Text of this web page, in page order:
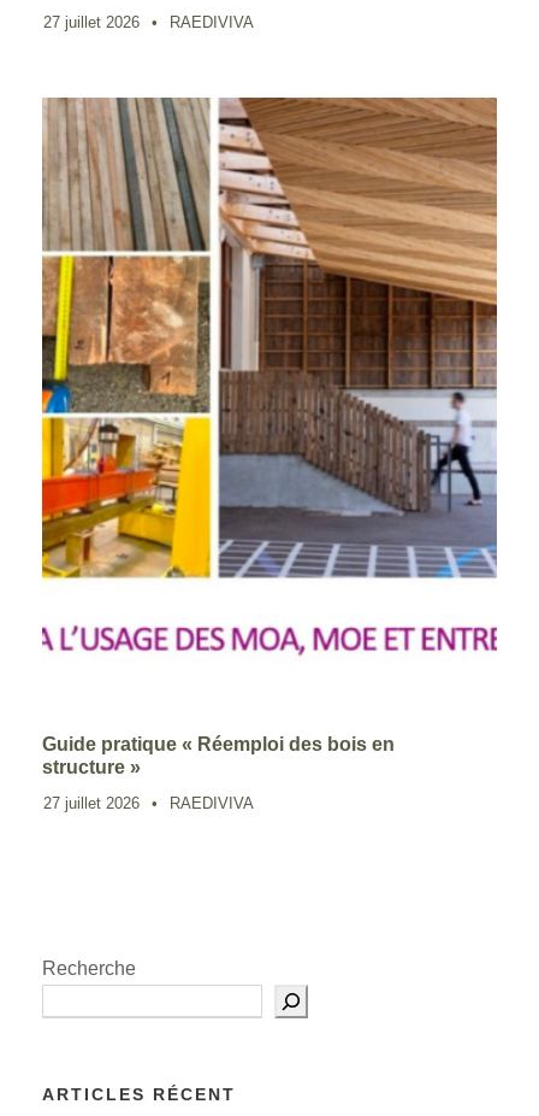
27 juillet 2026 • RAEDIVIVA
Guide pratique « Réemploi des bois en
structure »
27 juillet 2026 • RAEDIVIVA
Recherche
ARTICLES RÉCENT